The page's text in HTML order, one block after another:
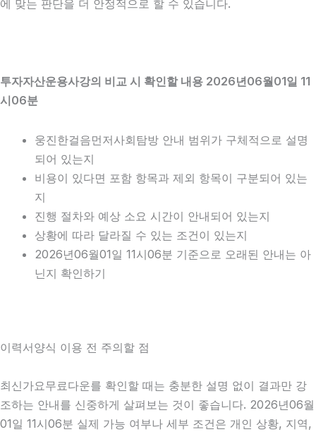
에 맞는 판단을 더 안정적으로 할 수 있습니다.
투자자산운용사강의 비교 시 확인할 내용 2026년06월01일 11
시06분
웅진한걸음먼저사회탐방 안내 범위가 구체적으로 설명
되어 있는지
비용이 있다면 포함 항목과 제외 항목이 구분되어 있는
지
진행 절차와 예상 소요 시간이 안내되어 있는지
상황에 따라 달라질 수 있는 조건이 있는지
2026년06월01일 11시06분 기준으로 오래된 안내는 아
닌지 확인하기
이력서양식 이용 전 주의할 점
최신가요무료다운를 확인할 때는 충분한 설명 없이 결과만 강
조하는 안내를 신중하게 살펴보는 것이 좋습니다. 2026년06월
01일 11시06분 실제 가능 여부나 세부 조건은 개인 상황, 지역,